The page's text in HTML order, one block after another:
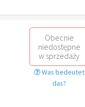
Obecnie
niedostępne
w sprzedaży
Was bedeutet
das?